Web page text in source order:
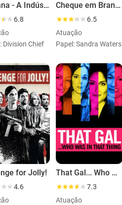
Syriana - A Indústria do Petróleo
6.8
Division Chief
Cheque em Branco
6.5
Atuação
Papel: Sandra Waters
for Jolly!
4.6
That Gal... Who Was in That Thing: That Guy 2
7.3
Atuação